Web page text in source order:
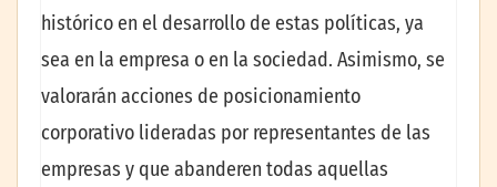
histórico en el desarrollo de estas políticas, ya
sea en la empresa o en la sociedad. Asimismo, se
valorarán acciones de posicionamiento
corporativo lideradas por representantes de las
empresas y que abanderen todas aquellas